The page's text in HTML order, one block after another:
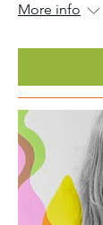
More info